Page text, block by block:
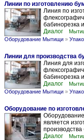
Линии по изготовлению
Линия по
бабинорезка
Диалог
Оборудование Мытищи »
Линии для производства
Линия для
бабинорезка
Диалог
Оборудование Мытищи »
Оборудование по
является
Диалог